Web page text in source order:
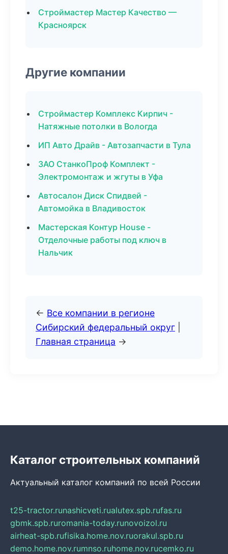
Строймастер Мастер Качество —
Красноярск
Другие компании
Строймастер Комплекс Кирпич -
Натяжные потолки в Вологда
ИП Авто Драйв - Автозапчасти в Тула
ЗАО СтанкоПроф Комплект -
Электромонтаж и жгуты в Уфа
Автосалон Диск Спидвей -
Автомойка в Владивосток
Мастерская Контур House -
Отделочные работы под ключ в
Нальчик
← Все компании в регионе
Сибирский федеральный округ
Главная страница →
Каталог строительных компаний
Актуальный каталог компаний по всей России
t25-tractor.runashicveti.rualutex.spb.rufas.ru
gbmk.spb.ruromania-today.runovoizol.ru
airheat-spb.rufisika.home.nov.ruorakul.spb.ru
demo.home.nov.rumnso.ruhome.nov.rucemko.ru